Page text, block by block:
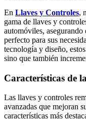
En Llaves y Controles,
gama de llaves y
automóviles,
perfecto para sus
tecnología y diseño,
sino que también
Características de
Las llaves y controles
avanzadas que mejoran
características más